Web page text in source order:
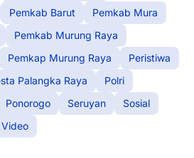
Pemkab Barut
Pemkab Mura
Pemkab Murung Raya
Pemkap Murung Raya
Peristiwa
Palangka Raya
Polri
Ponorogo Seruyan
Sosial
Video